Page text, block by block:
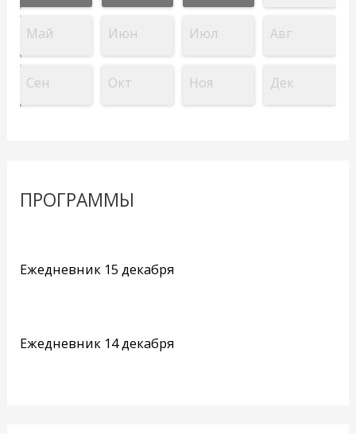
Май Июн Июл Авг
Сен Окт Ноя Дек
ПРОГРАММЫ
Ежедневник 15 декабря
Ежедневник 14 декабря